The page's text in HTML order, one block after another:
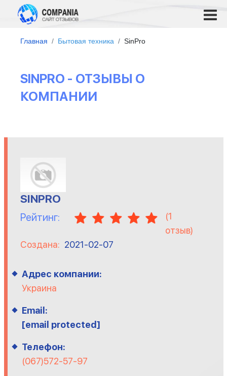
Главная Бытовая техника SinPro
SINPRO - ОТЗЫВЫ О
КОМПАНИИ
SINPRO
Рейтинг: (1
отзыв)
Создана: 2021-02-07
Адрес компании:
Украина
Email:
[email protected]
Телефон:
(067)572-57-97